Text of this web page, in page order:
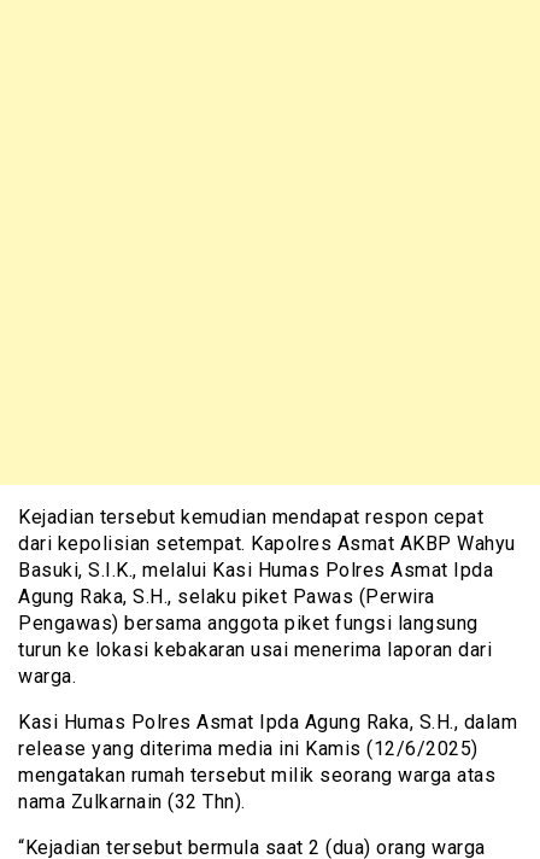
Kejadian tersebut kemudian mendapat respon cepat
dari kepolisian setempat. Kapolres Asmat AKBP Wahyu
Basuki, S.I.K., melalui Kasi Humas Polres Asmat Ipda
Agung Raka, S.H., selaku piket Pawas (Perwira
Pengawas) bersama anggota piket fungsi langsung
turun ke lokasi kebakaran usai menerima laporan dari
warga.
Kasi Humas Polres Asmat Ipda Agung Raka, S.H., dalam
release yang diterima media ini Kamis (12/6/2025)
mengatakan rumah tersebut milik seorang warga atas
nama Zulkarnain (32 Thn).
“Kejadian tersebut bermula saat 2 (dua) orang warga